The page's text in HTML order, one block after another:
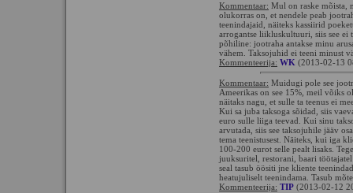
Kommentaar: Mul on raske mõista,
olukorras on, et nendele peab
teenindajaid, näiteks kassiirid
arrogantse liikluskultuuri, siis see ei
põhiline: jootraha antakse minu
vähem. Taksojuhid ei teeni minust
Kommenteerija: WK (2013-02-13
Kommentaar: Muidugi pole see
Ameerikas on see 15%, meil võiks
näitaks nagu, et sulle ta teenus ei
Kui sa juba taksoga sõidad, siis
euro sulle liiga teevad. Kui sinu
arvutada, siis see taksojuhile jääv
tema teenistusest. Näiteks, kui iga
100-200 eurot selle pealt lisaks.
juuksuritel, restorani, baari
seal tasub öösiti jne kliente
heatujuliselt teenindama. Tasub
Kommenteerija: TIP (2013-02-12